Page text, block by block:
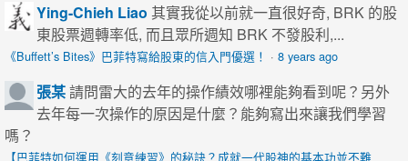
Ying-Chieh Liao 其實我從以前就一直很好奇, BRK 的股
東股票週轉率低, 而且眾所週知 BRK 不發股利,...
《Buffett’s Bites》巴菲特寫給股東的信入門優選！ · 8 years ago
張某請問雷大的去年的操作績效哪裡能夠看到呢？另外
去年每一次操作的原因是什麼？能夠寫出來讓我們學習
嗎？
【巴菲特如何運用《刻意練習》的秘訣？成就一代股神的基本功並不難